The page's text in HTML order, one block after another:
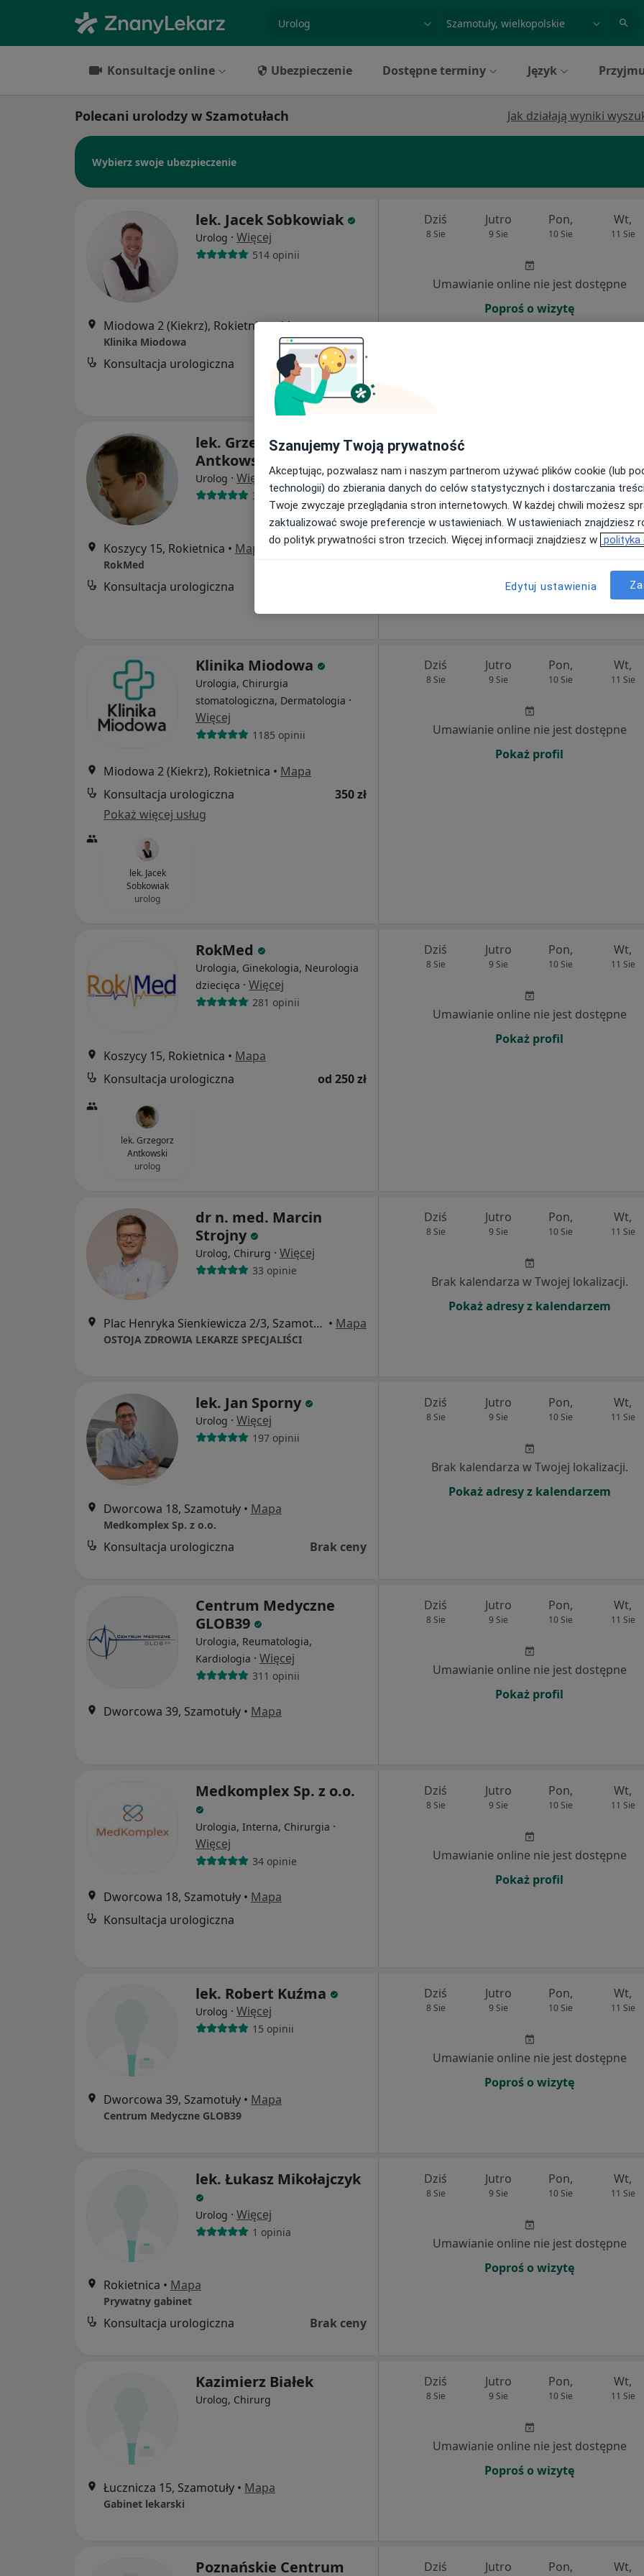
Konsultacje online Ubezpieczenie Dostępne terminy Język
Polecani urolodzy w Szamotułach Jak działają wyniki
Wybierz swoje ubezpieczenie
lek. Jacek Sobkowiak
Urolog · Więcej
514 opinii
Miodowa 2 (Kiekrz), Rokietnica•Mapa
Klinika Miodowa
Konsultacja urologiczna 350 zł
Dziś
8 Sie
Jutro
9 Sie
Pon,
10 Sie
Wt,
11 Sie
Umawianie online nie jest dostępne
Poproś o wizytę
lek. Grzegorz
Antkowski
Urolog · Więcej
36 opinii
Koszycy 15, Rokietnica • Mapa
RokMed
Konsultacja urologiczna
Dziś
Umawianie online nie jest dostępne
Poproś o wizytę
Klinika Miodowa
Urologia, Chirurgia
stomatologiczna, Dermatologia ·
Więcej
1185 opinii
Miodowa 2 (Kiekrz), Rokietnica • Mapa
Konsultacja urologiczna
350 zł
Pokaż więcej usług
lek. Jacek
Sobkowiak
urolog
Dziś
8 Sie
Jutro
9 Sie
Pon,
10 Sie
Wt,
11 Sie
Umawianie online nie jest dostępne
Pokaż profil
RokMed
Urologia, Ginekologia, Neurologia
dziecięca · Więcej
281 opinii
Koszycy 15, Rokietnica • Mapa
Konsultacja urologiczna
od 250 zł
lek. Grzegorz
Antkowski
urolog
Dziś
8 Sie
Jutro
9 Sie
Pon,
10 Sie
Wt,
11 Sie
Umawianie online nie jest dostępne
Pokaż profil
dr n. med. Marcin
Strojny
Urolog, Chirurg · Więcej
33 opinie
Plac Henryka Sienkiewicza 2/3, Szamotuły • Mapa
OSTOJA ZDROWIA LEKARZE SPECJALIŚCI
Dziś
8 Sie
Jutro
9 Sie
Pon,
10 Sie
Wt,
11 Sie
Brak kalendarza w Twojej lokalizacji.
Pokaż adresy z kalendarzem
lek. Jan Sporny
Urolog · Więcej
197 opinii
Dworcowa 18, Szamotuły • Mapa
Medkomplex Sp. z o.o.
Konsultacja urologiczna Brak ceny
Dziś
8 Sie
Jutro
9 Sie
Pon,
10 Sie
Wt,
11 Sie
Brak kalendarza w Twojej lokalizacji.
Pokaż adresy z kalendarzem
Centrum Medyczne
GLOB39
Urologia, Reumatologia,
Kardiologia · Więcej
311 opinii
Dworcowa 39, Szamotuły • Mapa
Dziś
8 Sie
Jutro
9 Sie
Pon,
10 Sie
Wt,
11 Sie
Umawianie online nie jest dostępne
Pokaż profil
Medkomplex Sp. z o.o.
Urologia, Interna, Chirurgia ·
Więcej
34 opinie
Dworcowa 18, Szamotuły • Mapa
Konsultacja urologiczna
Dziś
8 Sie
Jutro
9 Sie
Pon,
10 Sie
Wt,
11 Sie
Umawianie online nie jest dostępne
Pokaż profil
lek. Robert Kuźma
Urolog · Więcej
15 opinii
Dworcowa 39, Szamotuły • Mapa
Centrum Medyczne GLOB39
Dziś
8 Sie
Jutro
9 Sie
Pon,
10 Sie
Wt,
11 Sie
Umawianie online nie jest dostępne
Poproś o wizytę
lek. Łukasz Mikołajczyk
Urolog · Więcej
1 opinia
Rokietnica • Mapa
Prywatny gabinet
Konsultacja urologiczna Brak ceny
Dziś
8 Sie
Jutro
9 Sie
Pon,
10 Sie
Wt,
11 Sie
Umawianie online nie jest dostępne
Poproś o wizytę
Kazimierz Białek
Urolog, Chirurg
Łucznicza 15, Szamotuły • Mapa
Gabinet lekarski
Dziś
8 Sie
Jutro
9 Sie
Pon,
10 Sie
Wt,
11 Sie
Umawianie online nie jest dostępne
Poproś o wizytę
Poznańskie Centrum
Dziś Jutro Pon, Wt,
Szanujemy Twoją prywatność
Akceptując, pozwalasz nam i naszym partnerom używać plików cookie (lub
technologii) do zbierania danych do celów statystycznych i dostarczania
Twoje zwyczaje przeglądania stron internetowych. W każdej chwili możesz
zaktualizować swoje preferencje w ustawieniach. W ustawieniach znajdziesz
do polityk prywatności stron trzecich. Więcej informacji znajdziesz w polityka
Edytuj ustawienia